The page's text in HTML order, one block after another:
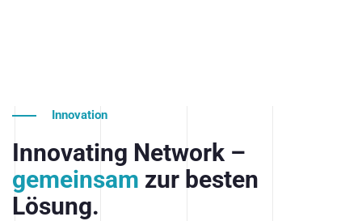
Innovation
Innovating Network –
gemeinsam zur besten
Lösung.